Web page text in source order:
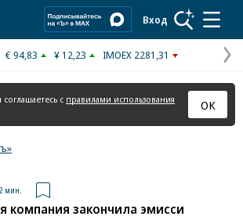
Вход
€ 94,83 ¥ 12,23 IMOEX 2281,31
соглашаетесь с правилами использования
ОК
2 мин.
компания закончила эмисси